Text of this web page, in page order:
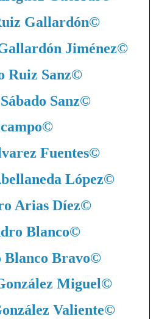
Gallardón©
Jiménez©
Ruiz Sanz©
Sanz©
©
Fuentes©
López©
Arias Díez©
Blanco©
Bravo©
Miguel©
Valiente©